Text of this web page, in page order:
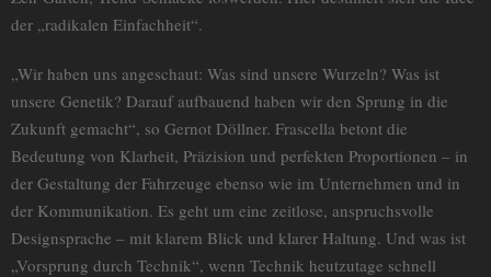
der „radikalen Einfachheit“.
„Wir haben uns angeschaut: Was sind unsere Wurzeln? Was ist
unsere Genetik? Darauf aufbauend haben wir den Sprung in die
Zukunft gemacht“, so Gernot Döllner. Frascella betont die
Bedeutung von Klarheit, Präzision und perfekten Proportionen – in
der Gestaltung der Fahrzeuge ebenso wie im Unternehmen und in
der Kommunikation. Es geht um eine zeitlose, anspruchsvolle
Designsprache – mit klarem Blick und klarer Haltung. Und was ist
„Vorsprung durch Technik“, wenn Technik heutzutage schnell